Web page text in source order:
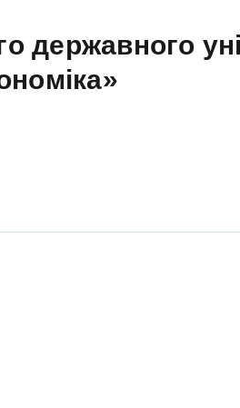
державного